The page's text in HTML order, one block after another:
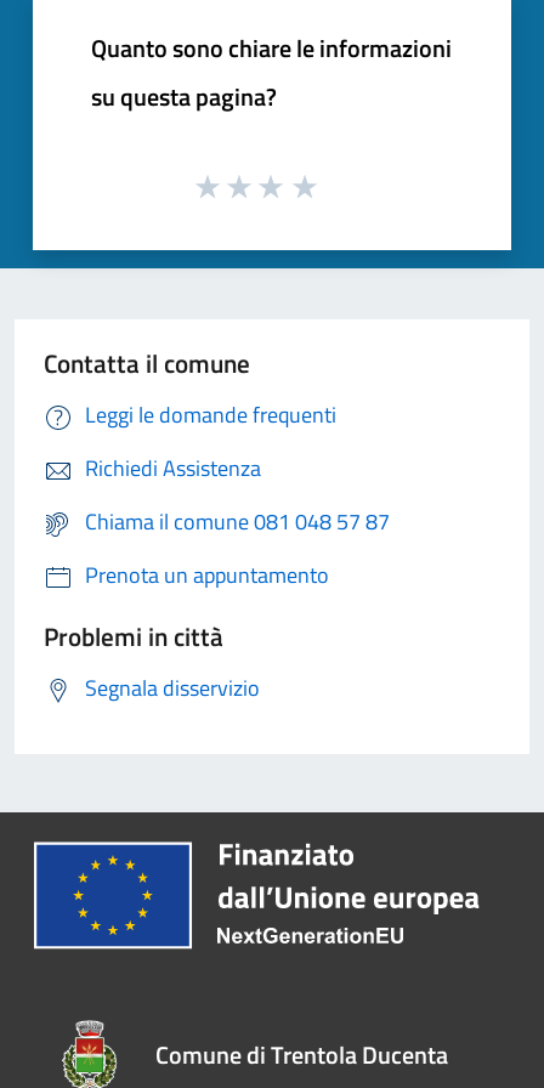
Quanto sono chiare le informazioni
su questa pagina?
Contatta il comune
Leggi le domande frequenti
Richiedi Assistenza
Chiama il comune 081 048 57 87
Prenota un appuntamento
Problemi in città
Segnala disservizio
Comune di Trentola Ducenta